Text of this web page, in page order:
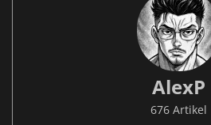
AlexP
676 Artikel